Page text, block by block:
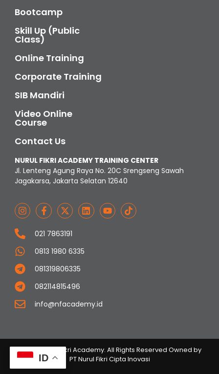
Bootcamp
Skill Up (Public
Class)
Online Training
Corporate Training
SIB Mandiri
Video Online
Course
Contact Us
NURUL FIKRI ACADEMY TRAINING CENTER
Jl. Lenteng Agung Raya No. 20C Srengseng Sawah
Jagakarsa, Jakarta Selatan 12640
021 7863191
0813 1980 6335
081319806335
082114815496
info@nfacademy.id
© 2023 Nurul Fikri Academy. All Rights Reserved Owned by
PT Nurul Fikri Cipta Inovasi
ID